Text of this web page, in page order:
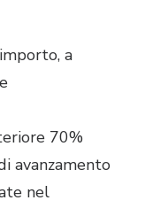
a
70%
avanzamento
nel